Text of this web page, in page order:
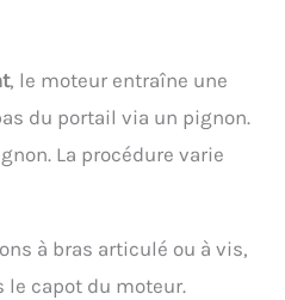
, le moteur entraîne une
du portail via un pignon.
La procédure varie
à bras articulé ou à vis,
le capot du moteur.